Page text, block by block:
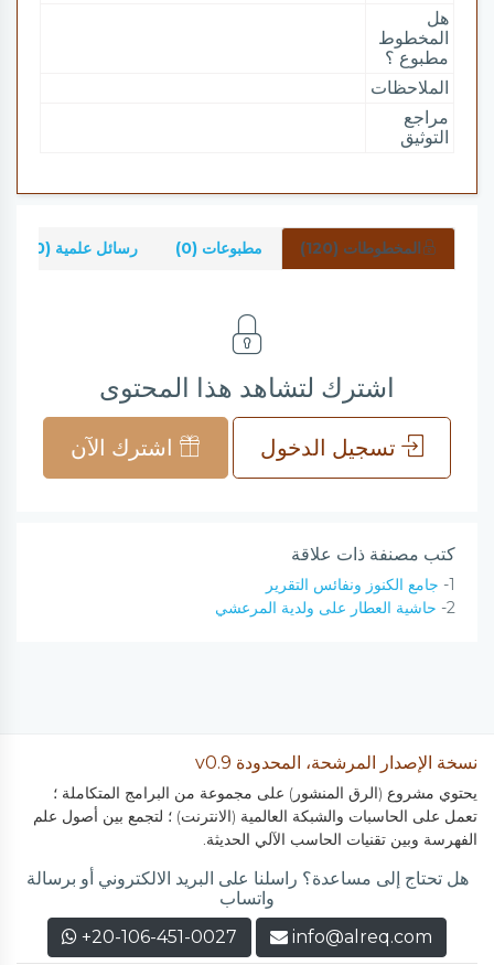
هل
المخطوط
مطبوع ؟
الملاحظات
مراجع
التوثيق
المخطوطات (120) مطبوعات (0) رسائل علمية (0)
اشترك لتشاهد هذا المحتوى
تسجيل الدخول اشترك الآن
كتب مصنفة ذات علاقة
1- جامع الكنوز ونفائس التقرير
2- حاشية العطار على ولدية المرعشي
نسخة الإصدار المرشحة، المحدودة v0.9
يحتوي مشروع (الرق المنشور) على مجموعة من البرامج المتكاملة ؛
تعمل على الحاسبات والشبكة العالمية (الانترنت) ؛ لتجمع بين أصول علم
الفهرسة وبين تقنيات الحاسب الآلي الحديثة.
هل تحتاج إلى مساعدة؟ راسلنا على البريد الالكتروني أو برسالة
واتساب
info@alreq.com
+20-106-451-0027